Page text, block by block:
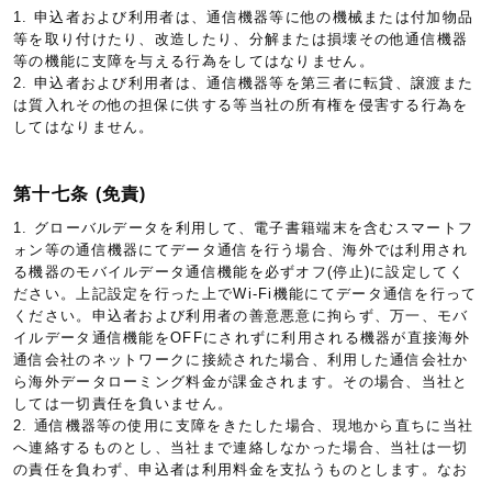
1. 申込者および利用者は、通信機器等に他の機械または付加物品
等を取り付けたり、改造したり、分解または損壊その他通信機器
等の機能に支障を与える行為をしてはなりません。
2. 申込者および利用者は、通信機器等を第三者に転貸、譲渡また
は質入れその他の担保に供する等当社の所有権を侵害する行為を
してはなりません。
第十七条 (免責)
1. グローバルデータを利用して、電子書籍端末を含むスマートフ
ォン等の通信機器にてデータ通信を行う場合、海外では利用され
る機器のモバイルデータ通信機能を必ずオフ(停止)に設定してく
ださい。上記設定を行った上でWi-Fi機能にてデータ通信を行って
ください。申込者および利用者の善意悪意に拘らず、万一、モバ
イルデータ通信機能をOFFにされずに利用される機器が直接海外
通信会社のネットワークに接続された場合、利用した通信会社か
ら海外データローミング料金が課金されます。その場合、当社と
しては一切責任を負いません。
2. 通信機器等の使用に支障をきたした場合、現地から直ちに当社
へ連絡するものとし、当社まで連絡しなかった場合、当社は一切
の責任を負わず、申込者は利用料金を支払うものとします。なお